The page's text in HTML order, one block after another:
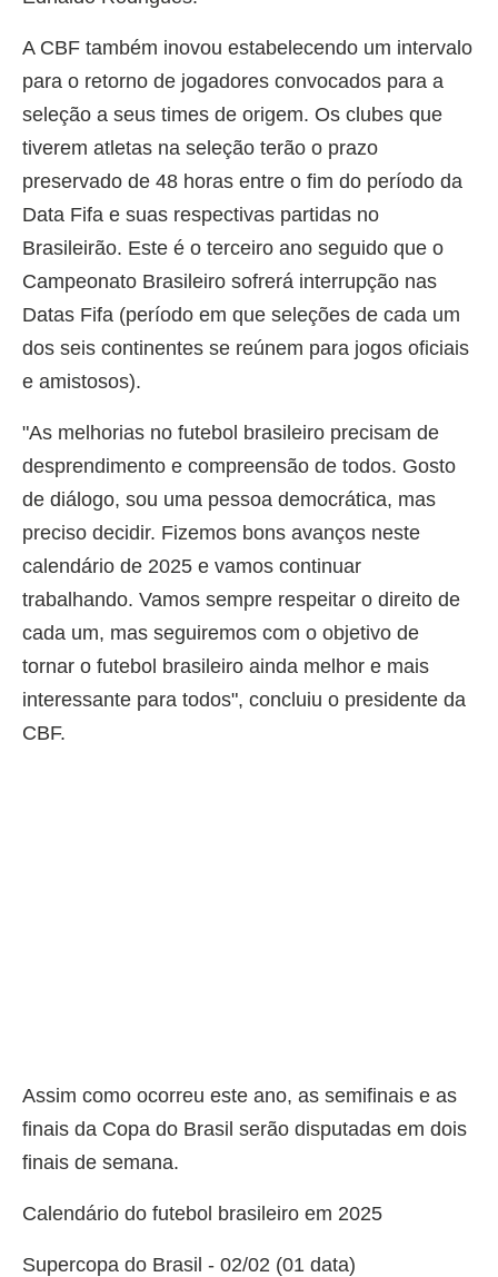
A CBF também inovou estabelecendo um intervalo
para o retorno de jogadores convocados para a
seleção a seus times de origem. Os clubes que
tiverem atletas na seleção terão o prazo
preservado de 48 horas entre o fim do período da
Data Fifa e suas respectivas partidas no
Brasileirão. Este é o terceiro ano seguido que o
Campeonato Brasileiro sofrerá interrupção nas
Datas Fifa (período em que seleções de cada um
dos seis continentes se reúnem para jogos oficiais
e amistosos).
"As melhorias no futebol brasileiro precisam de
desprendimento e compreensão de todos. Gosto
de diálogo, sou uma pessoa democrática, mas
preciso decidir. Fizemos bons avanços neste
calendário de 2025 e vamos continuar
trabalhando. Vamos sempre respeitar o direito de
cada um, mas seguiremos com o objetivo de
tornar o futebol brasileiro ainda melhor e mais
interessante para todos", concluiu o presidente da
CBF.
Assim como ocorreu este ano, as semifinais e as
finais da Copa do Brasil serão disputadas em dois
finais de semana.
Calendário do futebol brasileiro em 2025
Supercopa do Brasil - 02/02 (01 data)